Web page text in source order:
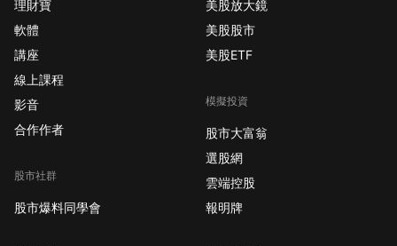
理財寶
軟體
講座
線上課程
影音
合作作者
股市社群
股市爆料同學會
美股放大鏡
美股股市
美股ETF
模擬投資
股市大富翁
選股網
雲端控股
報明牌